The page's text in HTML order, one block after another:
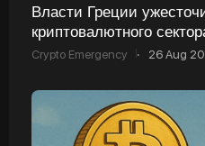
Власти Греции
криптовалютного
Crypto Emergency · 26 Aug